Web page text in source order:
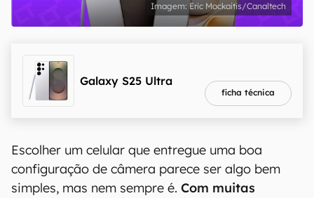
Eric Mockaitis/Canaltech
Galaxy S25 Ultra
ficha técnica
Escolher um celular que entregue uma boa
configuração de câmera parece ser algo bem
simples, mas nem sempre é. Com muitas